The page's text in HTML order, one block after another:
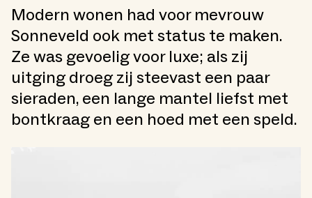
Modern wonen had voor mevrouw
Sonneveld ook met status te maken.
Ze was gevoelig voor luxe; als zij
uitging droeg zij steevast een paar
sieraden, een lange mantel liefst met
bontkraag en een hoed met een speld.